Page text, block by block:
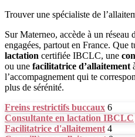
Trouver une spécialiste de
Sur Materneo, accède à un réseau
engagées, partout en France. Que
lactation certifiée IBCLC, une
ou une facilitatrice d’allaitement
l’accompagnement qui te
plus de sérénité.
Freins restrictifs buccaux 6
Consultante en lactation IBCLC
Facilitatrice d'allaitement 4